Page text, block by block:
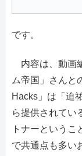
です。
内容は、動画
ム帝国」さんと
Hacks」は「迫
ら提供されてい
トナーという
で共通点も多い